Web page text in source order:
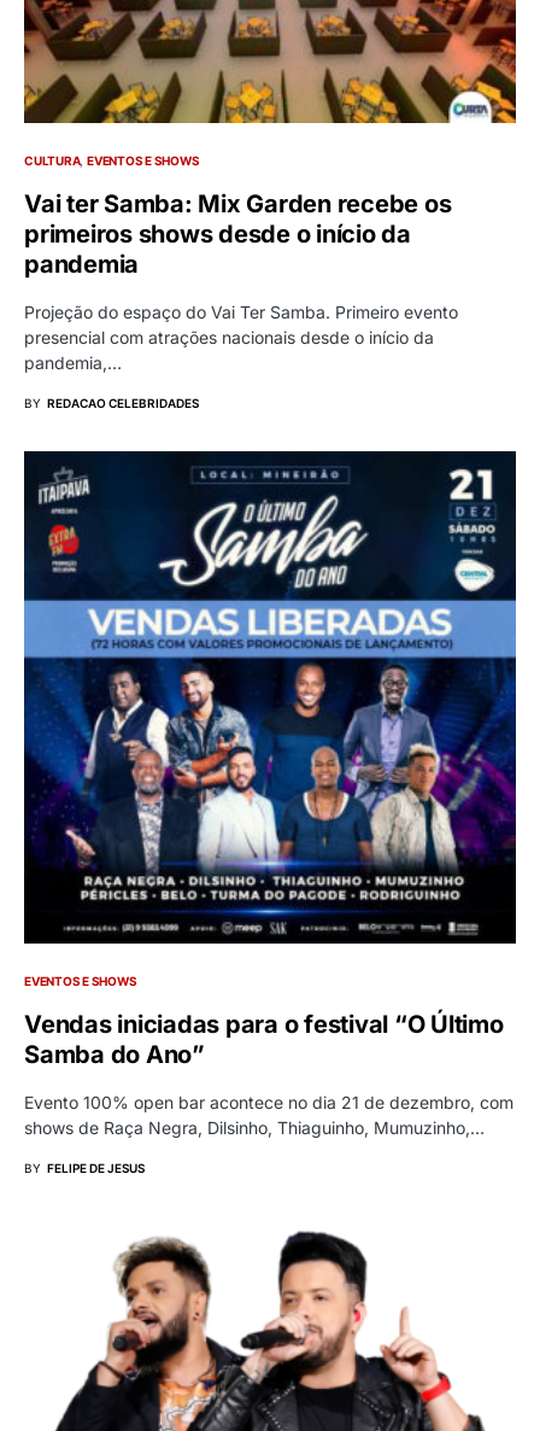
CULTURA EVENTOS E SHOWS
Vai ter Samba: Mix Garden recebe os
primeiros shows desde o início da
pandemia
Projeção do espaço do Vai Ter Samba. Primeiro evento
presencial com atrações nacionais desde o início da
pandemia,…
BY REDACAO CELEBRIDADES
EVENTOS E SHOWS
Vendas iniciadas para o festival “O Último
Samba do Ano”
Evento 100% open bar acontece no dia 21 de dezembro, com
shows de Raça Negra, Dilsinho, Thiaguinho, Mumuzinho,…
BY FELIPE DE JESUS